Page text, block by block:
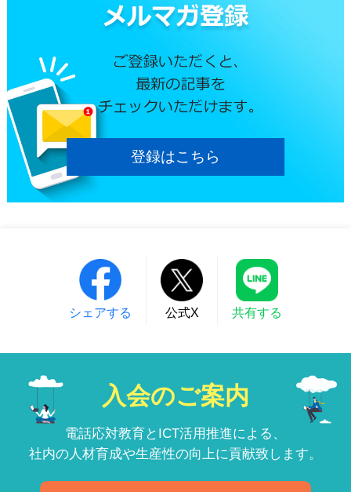
登録はこちら
シェアする 公式X 共有する
入会のご案内
電話応対教育とICT活用推進による、
社内の人材育成や生産性の向上に貢献致します。